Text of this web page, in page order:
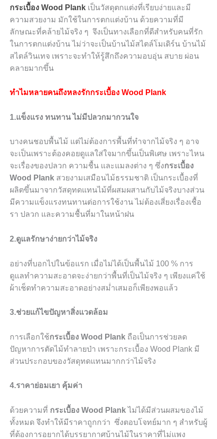
กระเบื้อง Wood Plank เป็นวัสดุตกแต่งที่เรียบง่ายและมี
ความสวยงาม มักใช้ในการตกแต่งบ้าน ด้วยความที่มี
ลักษณะที่คล้ายไม้จริง ๆ จึงเป็นทางเลือกที่ดีสำหรับคนที่รัก
ในการตกแต่งบ้าน ไม่ว่าจะเป็นบ้านไม้สไตล์โมเดิร์น บ้านไม้
สไตล์วินเทจ เพราะจะทำให้รู้สึกถึงความอบอุ่น สบาย ผ่อน
คลายมากขึ้น
ทำไมหลายคนถึงหลงรักกระเบื้อง Wood Plank
1.แข็งแรง ทนทาน ไม่มีปลวกมากวนใจ
บางคนชอบพื้นไม้ แต่ไม่ต้องการพื้นที่ทำจากไม้จริง ๆ อาจ
จะเป็นเพราะต้องคอยดูแลใส่ใจมากขึ้นเป็นพิเศษ เพราะไหน
จะเรื่องของปลวก ความชื้น และแมลงต่าง ๆ ซึ่งกระเบื้อง
Wood Plank สวยงามเสมือนไม้ธรรมชาติ เป็นกระเบื้องที่
ผลิตขึ้นมาจากวัสดุทดแทนไม้ที่ผสมผสานกับไม้จริงบางส่วน
มีความแข็งแรงทนทานต่อการใช้งาน ไม่ต้องเสี่ยงเรื่องเชื้อ
รา ปลวก และความชื้นที่มาในหน้าฝน
2.ดูแลรักษาง่ายกว่าไม้จริง
อย่างที่บอกไปในข้อแรก เมื่อไม่ได้เป็นพื้นไม้ 100 % การ
ดูแลทำความสะอาดจะง่ายกว่าพื้นที่เป็นไม้จริง ๆ เพียงแค่ใช้
ผ้าเช็ดทำความสะอาดอย่างสม่ำเสมอก็เพียงพอแล้ว
3.ช่วยแก้ไขปัญหาสิ่งแวดล้อม
การเลือกใช้กระเบื้อง Wood Plank ถือเป็นการช่วยลด
ปัญหาการตัดไม้ทำลายป่า เพราะกระเบื้อง Wood Plank มี
ส่วนประกอบของวัสดุทดแทนมากกว่าไม้จริง
4.ราคาย่อมเยา คุ้มค่า
ด้วยความที่ กระเบื้อง Wood Plankไม่ได้มีส่วนผสมของไม้
ทั้งหมด จึงทำให้มีราคาถูกกว่า ซึ่งตอบโจทย์มาก ๆ สำหรับผู้
ที่ต้องการอยากได้บรรยากาศบ้านไม้ในราคาที่ไม่แพง